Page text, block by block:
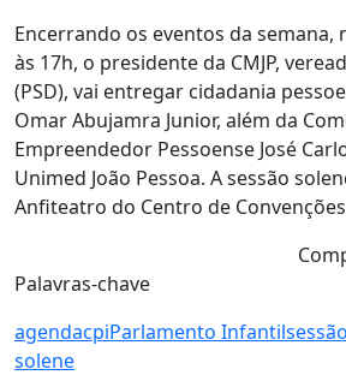
Encerrando os eventos da semana,
às 17h, o presidente da CMJP,
(PSD), vai entregar cidadania
Omar Abujamra Junior, além da
Empreendedor Pessoense José
Unimed João Pessoa. A sessão
Anfiteatro do Centro de Convenções
Palavras-chave
agendacpiParlamento Infantil
solene